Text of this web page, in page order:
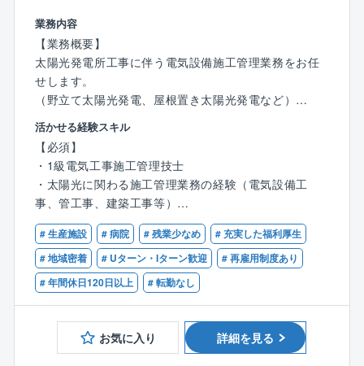
業務内容
【業務概要】
太陽光発電所工事に伴う電気設備施工管理業務をお任
せします。
（野立て太陽光発電、屋根置き太陽光発電など）
【具体的には】
・工程管理、安全管理、品質管理、予算管理全般
・CADを使った図面作成（施工図など）
・職人、作業員の手配 など
※営業エリアが全国のため、出張があります。
【同社の特徴】
■鈴鹿グループは、電気設備工事を起点に機械設備工
事、空調設備工事業、不動産事業、開発設計、土木工
事業など様々な事業を自社グループで行っておりま
活かせる経験スキル
【必須】
・1級電気工事施工管理技士
・太陽光に関わる施工管理業務の経験（電気設備工
事、管工事、建築工事等）
・普通自動車運転免許
【歓迎】
・施工管理業務の経験（電気設備工事、管工事、建築
工事等）
# 生産施設 # 病院 # 残業少なめ
# 充実した福利厚生
# 地域密着
# Uターン・Iターン歓迎
# 再雇用制度あり
# 年間休日120日以上
# 転勤なし
お気に入り 詳細を見る